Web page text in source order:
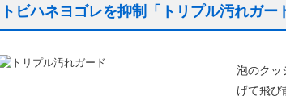
トビハネヨゴレを抑制「トリプル汚れガー
泡のクッ
げて飛び